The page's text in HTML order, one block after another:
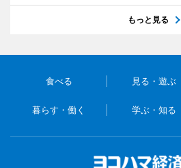
もっと見る
食べる 見る・遊ぶ
暮らす・働く 学ぶ・知る